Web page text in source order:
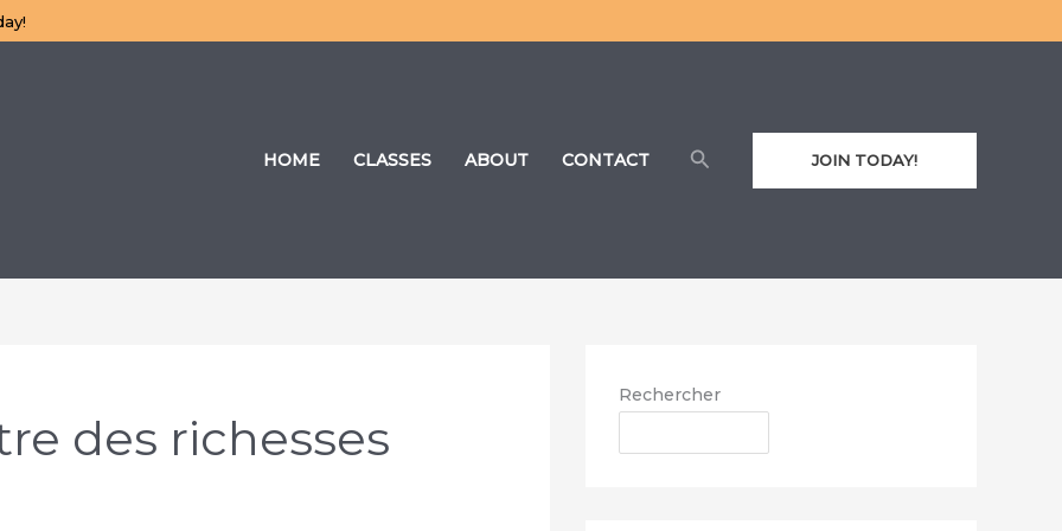
HOME CLASSES ABOUT CONTACT RechercherJOIN TODAY!
des richesses
Rechercher